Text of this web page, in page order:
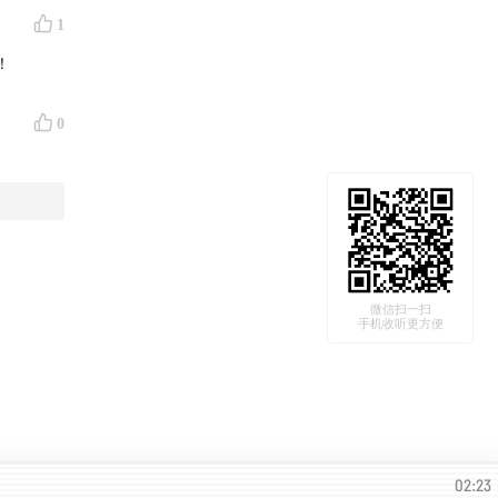
1
0
微信扫一扫
手机收听更方便
02:23